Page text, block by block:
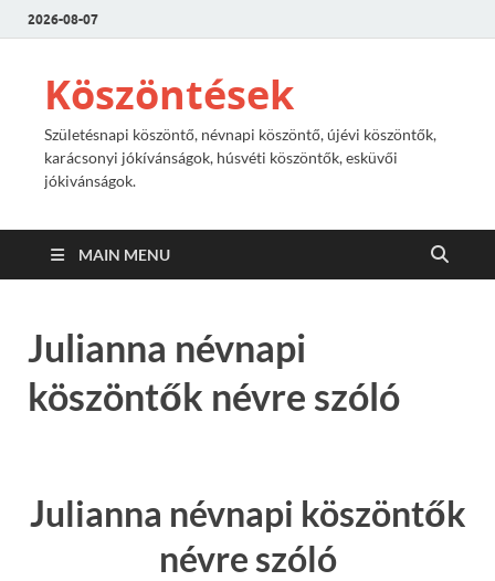
2026-08-07
Köszöntések
Születésnapi köszöntő, névnapi köszöntő, újévi köszöntők,
karácsonyi jókívánságok, húsvéti köszöntők, esküvői
jókivánságok.
MAIN MENU
Julianna névnapi
köszöntők névre szóló
Julianna névnapi köszöntők
névre szóló